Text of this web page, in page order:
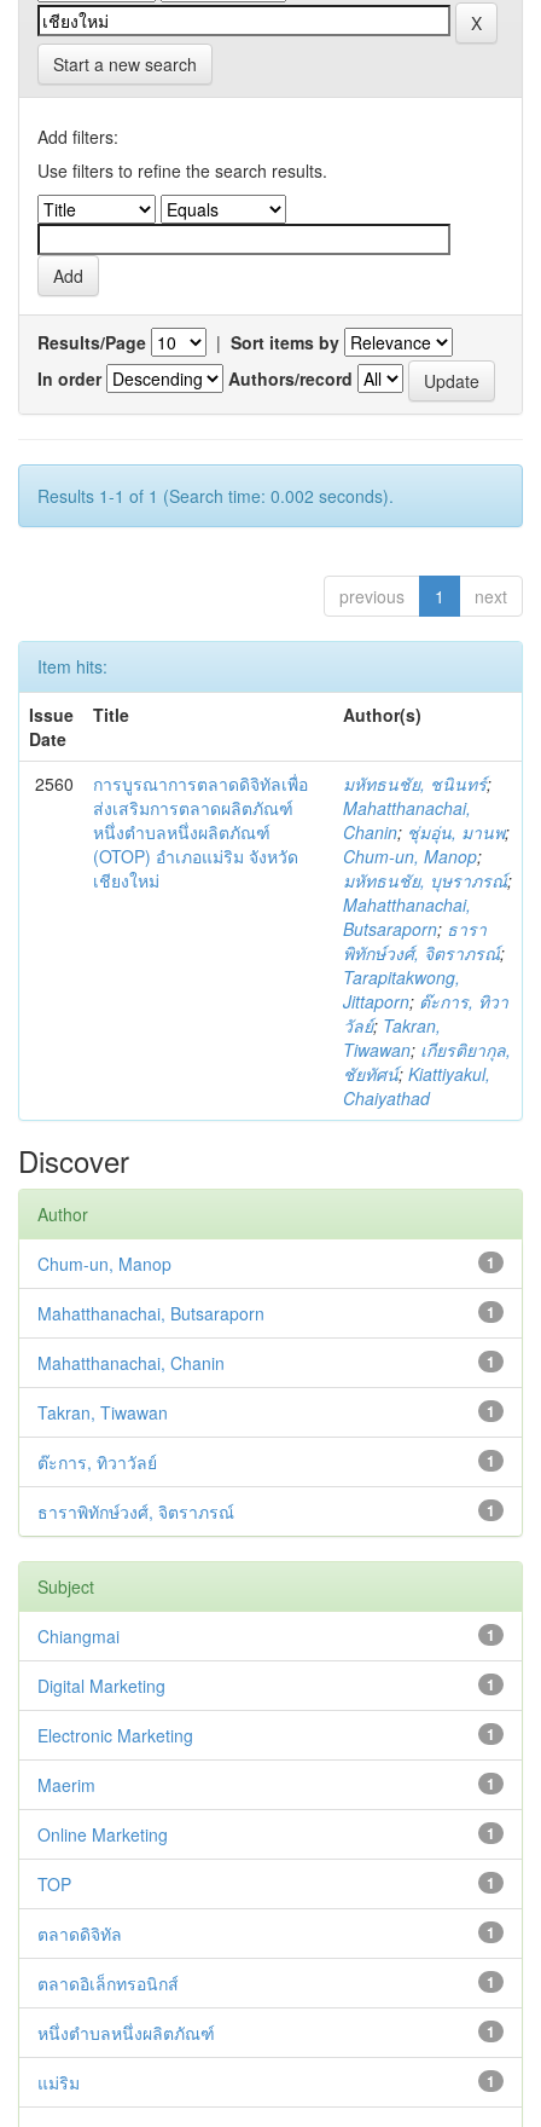
Start a new search
Add filters:
Use filters to refine the search results.
Results/Page | Sort items by
In order
Authors/record
Results 1-1 of 1 (Search time: 0.002 seconds).
previous 1 next
Item hits:
Issue
Date
Title Author(s)
2560
การบูรณาการตลาดดิจิทัลเพื่อ
ส่งเสริมการตลาดผลิตภัณฑ์
หนึ่งตำบลหนึ่งผลิตภัณฑ์
(OTOP) อำเภอแม่ริม จังหวัด
เชียงใหม่
มหัทธนชัย, ชนินทร์;
Mahatthanachai,
Chanin; ชุ่มอุ่น, มานพ;
Chum-un, Manop;
มหัทธนชัย, บุษราภรณ์;
Mahatthanachai,
Butsaraporn; ธารา
พิทักษ์วงศ์, จิตราภรณ์;
Tarapitakwong,
Jittaporn; ต๊ะการ, ทิวา
วัลย์; Takran,
Tiwawan; เกียรติยากุล,
ชัยทัศน์; Kiattiyakul,
Chaiyathad
Discover
Author
1
Chum-un, Manop
1
Mahatthanachai, Butsaraporn
1
Mahatthanachai, Chanin
1
Takran, Tiwawan
1
ต๊ะการ, ทิวาวัลย์
1
ธาราพิทักษ์วงศ์, จิตราภรณ์
Subject
1
Chiangmai
1
Digital Marketing
1
Electronic Marketing
1
Maerim
1
Online Marketing
1
TOP
1
ตลาดดิจิทัล
1
ตลาดอิเล็กทรอนิกส์
1
หนึ่งตำบลหนึ่งผลิตภัณฑ์
1
แม่ริม